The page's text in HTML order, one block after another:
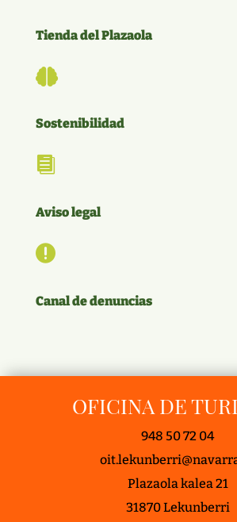
Tienda del Plazaola

Sostenibilidad

Aviso legal

Canal de denuncias
OFICINA DE
948 50 72 04
Plazaola kalea 21
31870 Lekunberri